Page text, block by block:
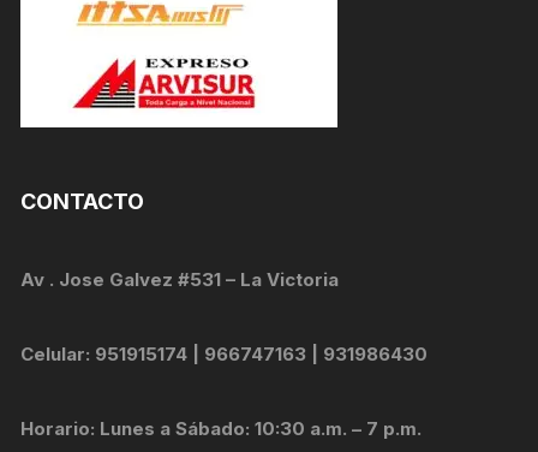
CONTACTO
Av . Jose Galvez #531 – La Victoria
Celular: 951915174 | 966747163 | 931986430
Horario: Lunes a Sábado: 10:30 a.m. – 7 p.m.